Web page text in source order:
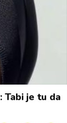
je tu da